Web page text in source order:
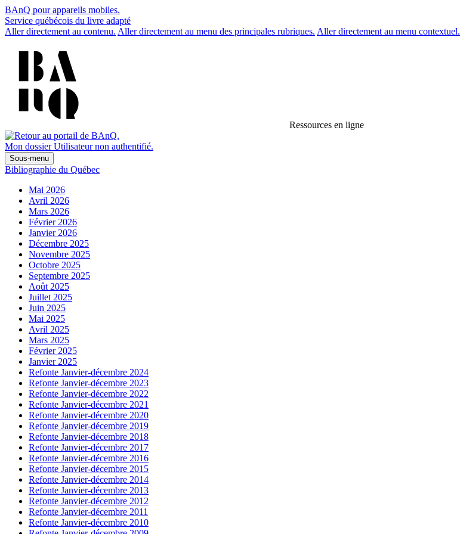
BAnQ pour appareils mobiles.
Service québécois du livre adapté
Aller directement au contenu. Aller directement au menu des principales rubriques. Aller directement au menu contextuel.
Ressources en ligne
Mon dossier Utilisateur non authentifié.
Sous-menu
Bibliographie du Québec
Mai 2026
Avril 2026
Mars 2026
Février 2026
Janvier 2026
Décembre 2025
Novembre 2025
Octobre 2025
Septembre 2025
Août 2025
Juillet 2025
Juin 2025
Mai 2025
Avril 2025
Mars 2025
Février 2025
Janvier 2025
Refonte Janvier-décembre 2024
Refonte Janvier-décembre 2023
Refonte Janvier-décembre 2022
Refonte Janvier-décembre 2021
Refonte Janvier-décembre 2020
Refonte Janvier-décembre 2019
Refonte Janvier-décembre 2018
Refonte Janvier-décembre 2017
Refonte Janvier-décembre 2016
Refonte Janvier-décembre 2015
Refonte Janvier-décembre 2014
Refonte Janvier-décembre 2013
Refonte Janvier-décembre 2012
Refonte Janvier-décembre 2011
Refonte Janvier-décembre 2010